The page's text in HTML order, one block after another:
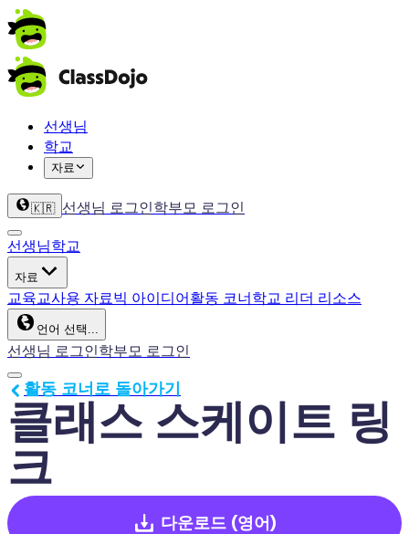
선생님
학교
자료
🇰🇷 선생님 로그인학부모 로그인
선생님학교
자료
교육교사용 자료빅 아이디어활동 코너학교 리더 리소스
언어 선택...
선생님 로그인학부모 로그인
클래스 스케이트 링
크
활동 코너로 돌아가기
다운로드 (영어)